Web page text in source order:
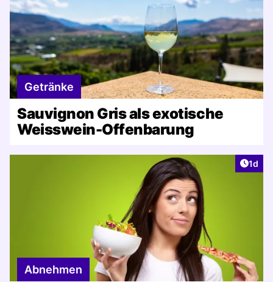
Getränke
Sauvignon Gris als exotische
Weisswein-Offenbarung
1d
Abnehmen